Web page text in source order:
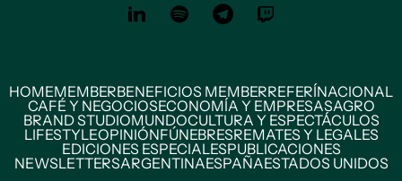
HOMEMEMBERBENEFICIOS MEMBERREFERÍNACIONAL
CAFÉ Y NEGOCIOSECONOMÍA Y EMPRESASAGRO
BRAND STUDIOMUNDOCULTURA Y ESPECTÁCULOS
LIFESTYLEOPINIÓNFÚNEBRESREMATES Y LEGALES
EDICIONES ESPECIALESPUBLICACIONES
NEWSLETTERSARGENTINAESPAÑAESTADOS UNIDOS